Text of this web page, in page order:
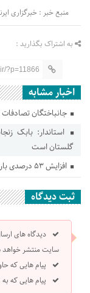
منبع خبر : خبرگزاری
به اشتراک بگذارید :
?p=11866
اخبار مشابه
جانباختگان تصادفات
گلستان است
افزایش ۵۳ درصدی بارندگی‌ها در گلستان
ثبت دیدگاه
دیدگاه های
سایت منتشر
پیام هایی که
پیام هایی که